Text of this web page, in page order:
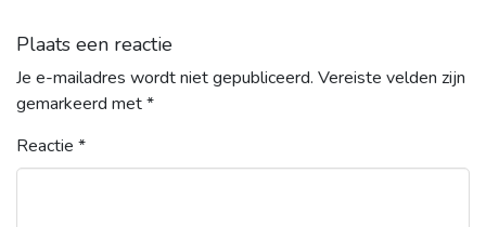
Plaats een reactie
Je e-mailadres wordt niet gepubliceerd. Vereiste velden zijn
gemarkeerd met*
Reactie *